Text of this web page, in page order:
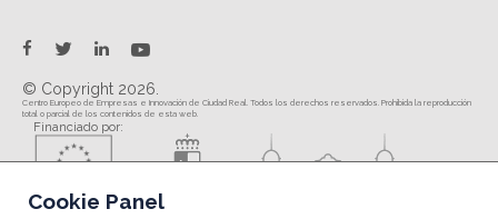
facebook
twitterlinkedinyoutube
© Copyright 2026.
Centro Europeo de Empresas e Innovación de Ciudad Real. Todos los derechos reservados. Prohibida la reproducción
total o parcial de los contenidos de esta web.
Financiado por:
Cookie Panel